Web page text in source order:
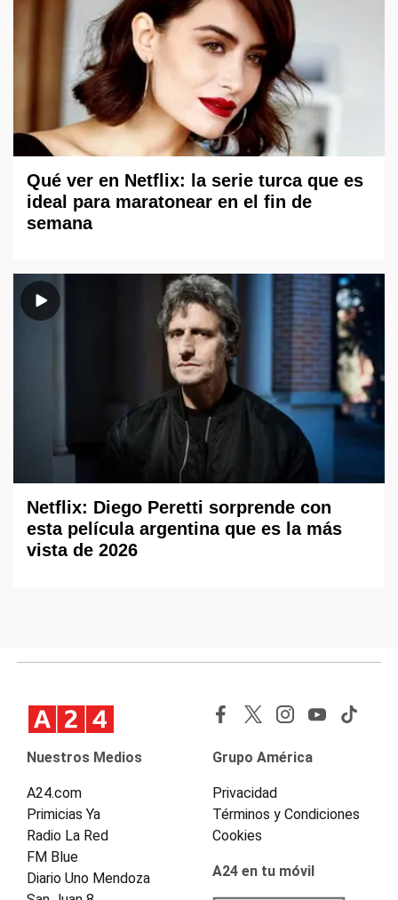
Qué ver en Netflix: la serie turca que es
ideal para maratonear en el fin de
semana
Netflix: Diego Peretti sorprende con
esta película argentina que es la más
vista de 2026
Nuestros Medios
A24.com
Primicias Ya
Radio La Red
FM Blue
Diario Uno Mendoza
Grupo América
Privacidad
Términos y Condiciones
Cookies
A24 en tu móvil